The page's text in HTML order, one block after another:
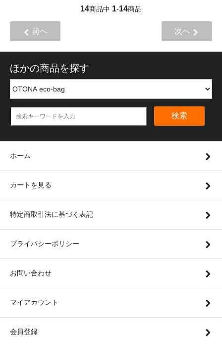
14商品中 1-14商品
前へ 次へ
ほかの商品を探す
検索
ホーム
カートを見る
特定商取引法に基づく表記
プライバシーポリシー
お問い合わせ
マイアカウント
会員登録